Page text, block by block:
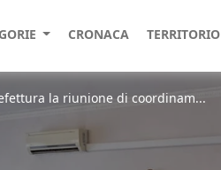
CRONACA TERRITORIO
la riunione di coordinam...